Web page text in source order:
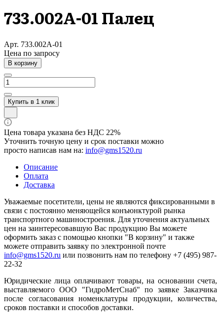
733.002А-01 Палец
Арт. 733.002А-01
Цена по запросу
В корзину
Купить в 1 клик
Цена товара указана без НДС 22%
Уточнить точную цену и срок поставки можно
просто написав нам на: info@gms1520.ru
Описание
Оплата
Доставка
Уважаемые посетители, цены не являются фиксированными в
связи с постоянно меняющейся конъюнктурой рынка
транспортного машиностроения. Для уточнения актуальных
цен на заинтересовавшую Вас продукцию Вы можете
оформить заказ с помощью кнопки "В корзину" и также
можете отправить заявку по электронной почте
info@gms1520.ru или позвонить нам по телефону +7 (495) 987-
22-32
Юридические лица оплачивают товары, на основании счета,
выставляемого ООО "ГидроМетСнаб" по заявке Заказчика
после согласования номенклатуры продукции, количества,
сроков поставки и способов доставки.